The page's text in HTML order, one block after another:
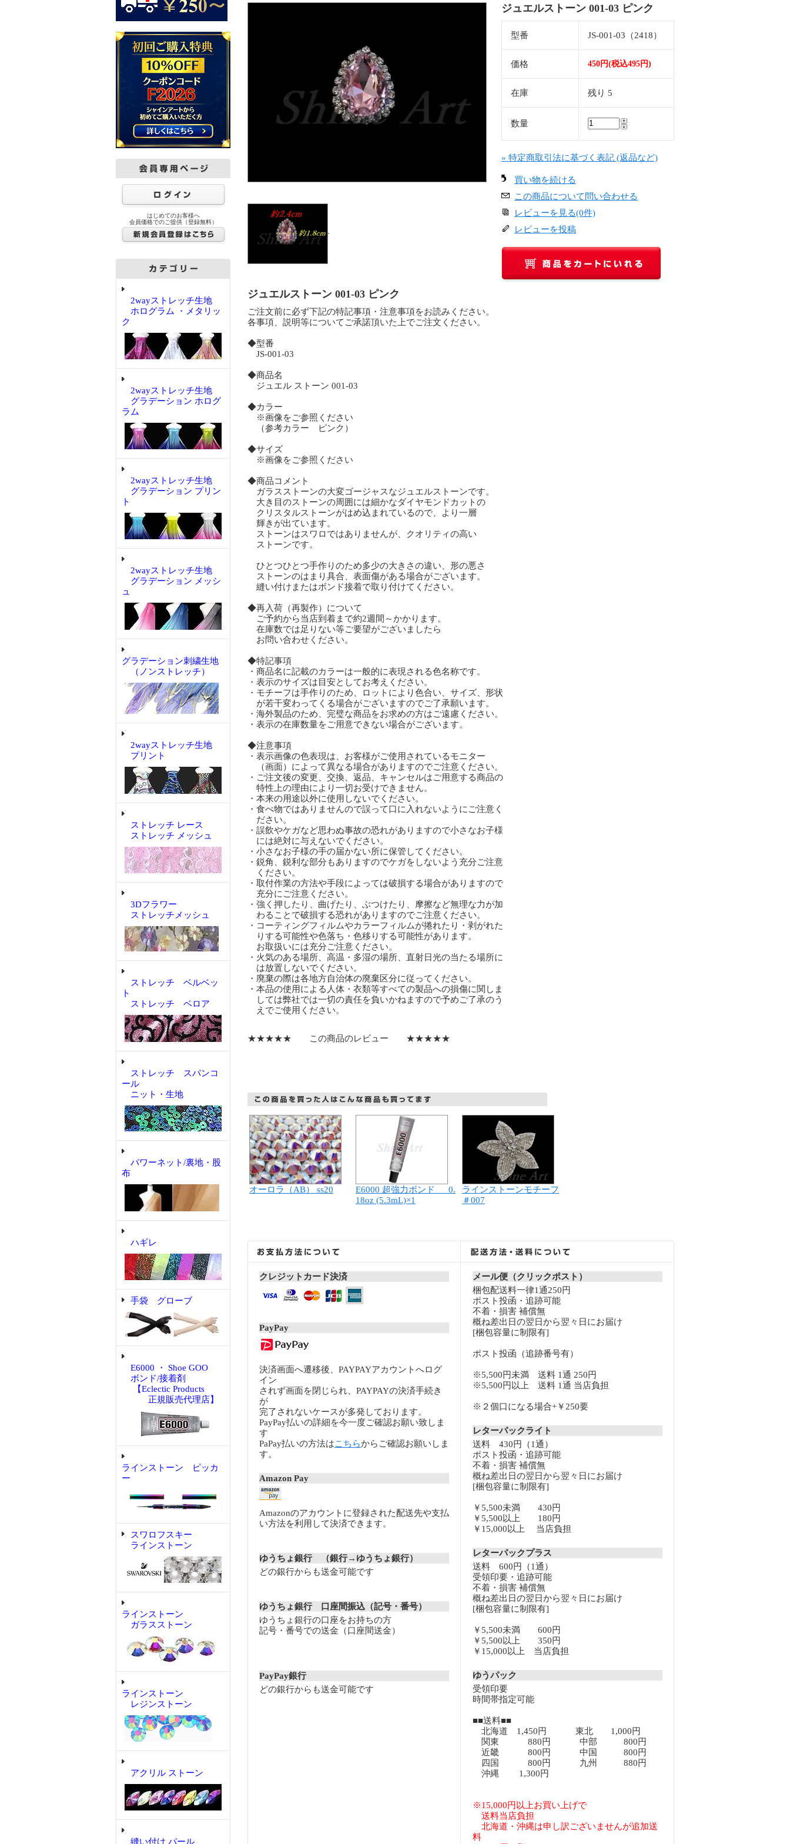
はじめてのお客様へ
会員価格でのご提供（登録無料）
2wayストレッチ生地
ホログラム ・メタリッ
ク
2wayストレッチ生地
グラデーション ホログ
ラム
2wayストレッチ生地
グラデーション プリン
ト
2wayストレッチ生地
グラデーション メッシ
ュ
グラデーション刺繍生地
（ノンストレッチ）
2wayストレッチ生地
プリント
ストレッチ レース
ストレッチ メッシュ
3Dフラワー
ストレッチメッシュ
ストレッチ ベルベッ
ト
ストレッチ ベロア
ストレッチ スパンコ
ール
ニット・生地
パワーネット/裏地・股
布
ハギレ
手袋 グローブ
E6000 ・ Shoe GOO
ボンド/接着剤
【Eclectic Products
正規販売代理店】
ラインストーン ピッカ
ー
スワロフスキー
ラインストーン
ラインストーン
ガラスストーン
ラインストーン
レジンストーン
アクリル ストーン
縫い付け パール
ジュエルストーン 001-03 ピンク
型番 JS-001-03（2418）
価格 450円(税込495円)
在庫 残り 5
数量
» 特定商取引法に基づく表記 (返品など)
買い物を続ける
この商品について問い合わせる
レビューを見る(0件)
レビューを投稿
ジュエルストーン 001-03 ピンク
ご注文前に必ず下記の特記事項・注意事項をお読みください。
各事項、説明等についてご承諾頂いた上でご注文ください。
◆型番
JS-001-03
◆商品名
ジュエル ストーン 001-03
◆カラー
※画像をご参照ください
（参考カラー ピンク）
◆サイズ
※画像をご参照ください
◆商品コメント
ガラスストーンの大変ゴージャスなジュエルストーンです。
大き目のストーンの周囲には細かなダイヤモンドカットの
クリスタルストーンがはめ込まれているので、より一層
輝きが出ています。
ストーンはスワロではありませんが、クオリティの高い
ストーンです。
ひとつひとつ手作りのため多少の大きさの違い、形の悪さ
ストーンのはまり具合、表面傷がある場合がございます。
縫い付けまたはボンド接着で取り付けてください。
◆再入荷（再製作）について
ご予約から当店到着まで約2週間～かかります。
在庫数では足りない等ご要望がございましたら
お問い合わせください。
◆特記事項
・商品名に記載のカラーは一般的に表現される色名称です。
・表示のサイズは目安としてお考えください。
・モチーフは手作りのため、ロットにより色合い、サイズ、形状
が若干変わってくる場合がございますのでご了承願います。
・海外製品のため、完璧な商品をお求めの方はご遠慮ください。
・表示の在庫数量をご用意できない場合がございます。
◆注意事項
・表示画像の色表現は、お客様がご使用されているモニター
（画面）によって異なる場合がありますのでご注意ください。
・ご注文後の変更、交換、返品、キャンセルはご用意する商品の
特性上の理由により一切お受けできません。
・本来の用途以外に使用しないでください。
・食べ物ではありませんので誤って口に入れないようにご注意く
ださい。
・誤飲やケガなど思わぬ事故の恐れがありますので小さなお子様
には絶対に与えないでください。
・小さなお子様の手の届かない所に保管してください。
・鋭角、鋭利な部分もありますのでケガをしないよう充分ご注意
ください。
・取付作業の方法や手段によっては破損する場合がありますので
充分にご注意ください。
・強く押したり、曲げたり、ぶつけたり、摩擦など無理な力が加
わることで破損する恐れがありますのでご注意ください。
・コーティングフィルムやカラーフィルムが捲れたり・剥がれた
りする可能性や色落ち・色移りする可能性があります。
お取扱いには充分ご注意ください。
・火気のある場所、高温・多湿の場所、直射日光の当たる場所に
は放置しないでください。
・廃棄の際は各地方自治体の廃棄区分に従ってください。
・本品の使用による人体・衣類等すべての製品への損傷に関しま
しては弊社では一切の責任を負いかねますので予めご了承のう
えでご使用ください。
★★★★★ この商品のレビュー ★★★★★
オーロラ（AB） ss20
E6000 超強力ボンド 0.
18oz (5.3mL)×1
ラインストーンモチーフ
＃007
クレジットカード決済
PayPay
決済画面へ遷移後、PAYPAYアカウントへログ
イン
されず画面を閉じられ、PAYPAYの決済手続き
が
完了されないケースが多発しております。
PayPay払いの詳細を今一度ご確認お願い致しま
す
PaPay払いの方法はこちらからご確認お願いしま
す。
Amazon Pay
Amazonのアカウントに登録された配送先や支払
い方法を利用して決済できます。
ゆうちょ銀行 （銀行→ゆうちょ銀行）
どの銀行からも送金可能です
ゆうちょ銀行 口座間振込（記号・番号）
ゆうちょ銀行の口座をお持ちの方
記号・番号での送金（口座間送金）
PayPay銀行
どの銀行からも送金可能です
メール便（クリックポスト）
梱包配送料一律1通250円
ポスト投函・追跡可能
不着・損害 補償無
概ね差出日の翌日から翌々日にお届け
[梱包容量に制限有]
ポスト投函（追跡番号有）
※5,500円未満 送料 1通 250円
※5,500円以上 送料 1通 当店負担
※２個口になる場合+￥250要
レターパックライト
送料 430円（1通）
ポスト投函・追跡可能
不着・損害 補償無
概ね差出日の翌日から翌々日にお届け
[梱包容量に制限有]
￥5,500未満 430円
￥5,500以上 180円
￥15,000以上 当店負担
レターパックプラス
送料 600円（1通）
受領印要・追跡可能
不着・損害 補償無
概ね差出日の翌日から翌々日にお届け
[梱包容量に制限有]
￥5,500未満 600円
￥5,500以上 350円
￥15,000以上 当店負担
ゆうパック
受領印要
時間帯指定可能
■■送料■■
北海道 1,450円 東北 1,000円
関東 880円 中部 800円
近畿 800円 中国 800円
四国 800円 九州 880円
沖縄 1,300円
※15,000円以上お買い上げで
送料当店負担
北海道・沖縄は申し訳ございませんが追加送
料